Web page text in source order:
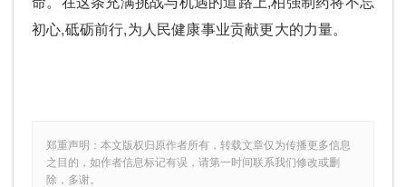
初心,砥砺前行,为人民健康事业贡献更大的力量。
郑重声明：本文版权归原作者所有，转载文章仅为传播更多信息
之目的，如作者信息标记有误，请第一时间联系我们修改或删
除，多谢。